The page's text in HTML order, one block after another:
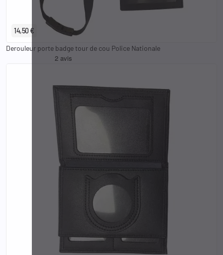
14,50 €
Derouleur porte badge tour de cou Police Nationale
Gendarmerie Départementale Police Gendarmerie Mobile